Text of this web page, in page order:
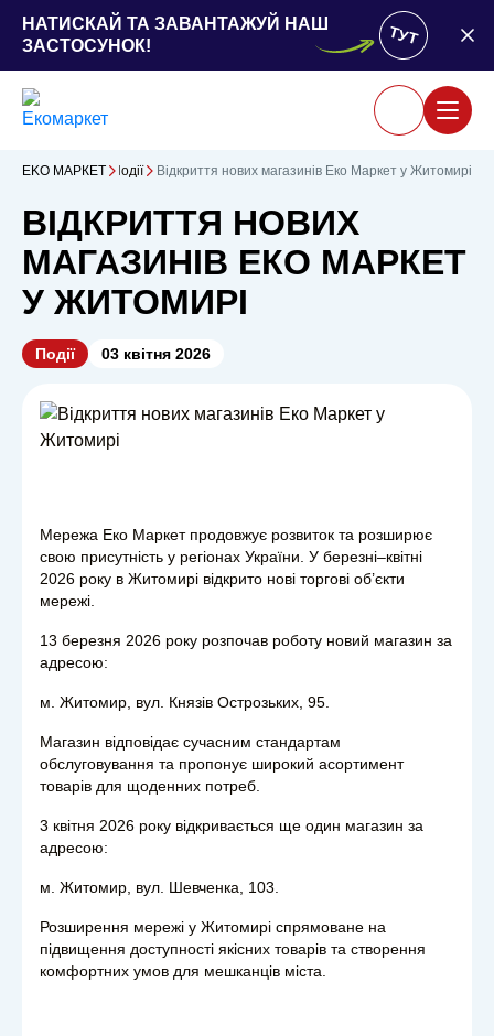
НАТИСКАЙ ТА ЗАВАНТАЖУЙ НАШ
ЗАСТОСУНОК!
ТУТ
ЕKO MАРКЕТ
Новини Події Відкриття нових магазинів Еко Маркет у Житомирі
ВІДКРИТТЯ НОВИХ
МАГАЗИНІВ ЕКО МАРКЕТ
У ЖИТОМИРІ
Події 03 квітня 2026
Мережа Еко Маркет продовжує розвиток та розширює
свою присутність у регіонах України. У березні–квітні
2026 року в Житомирі відкрито нові торгові об’єкти
мережі.
13 березня 2026 року розпочав роботу новий магазин за
адресою:
м. Житомир, вул. Князів Острозьких, 95.
Магазин відповідає сучасним стандартам
обслуговування та пропонує широкий асортимент
товарів для щоденних потреб.
3 квітня 2026 року відкривається ще один магазин за
адресою:
м. Житомир, вул. Шевченка, 103.
Розширення мережі у Житомирі спрямоване на
підвищення доступності якісних товарів та створення
комфортних умов для мешканців міста.